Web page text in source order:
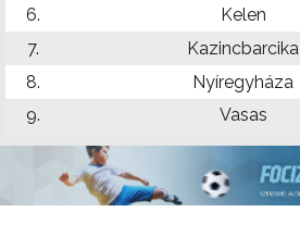
6.
Kelen
7.
Kazincbarcika
8.
Nyíregyháza
9.
Vasas